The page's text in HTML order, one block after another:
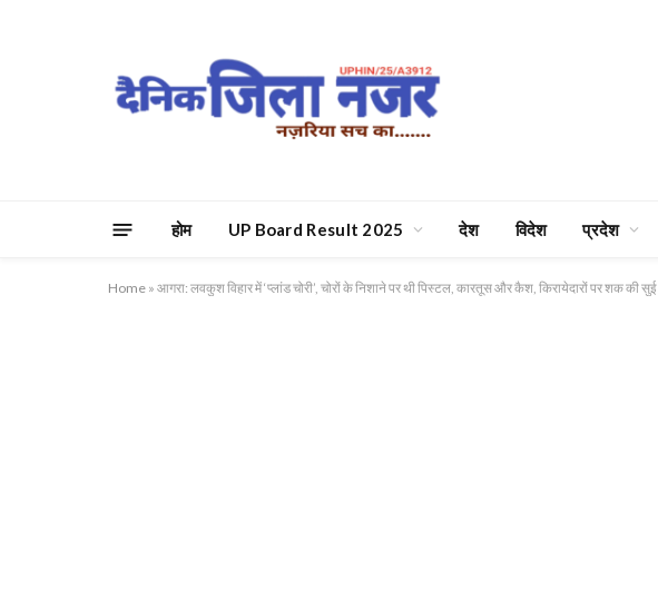
होम UP Board Result 2025 देश विदेश प्रदेश
Home » आगरा: लवकुश विहार में ‘प्लांड चोरी’, चोरों के निशाने पर थी पिस्टल, कारतूस और कैश, किरायेदारों पर शक की सुई